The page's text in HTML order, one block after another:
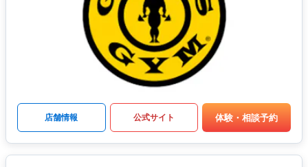
店舗情報 公式サイト 体験・相談予約